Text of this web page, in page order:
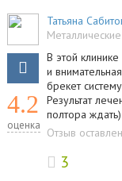
4.2
оценка
Татьяна
В этой
и
брекет
Результат
полтора ждать)
Отзыв
3